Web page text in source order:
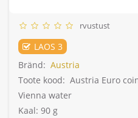
rvustust
LAOS 3
Bränd: Austria
Toote kood: Austria Euro
Vienna water
Kaal: 90 g